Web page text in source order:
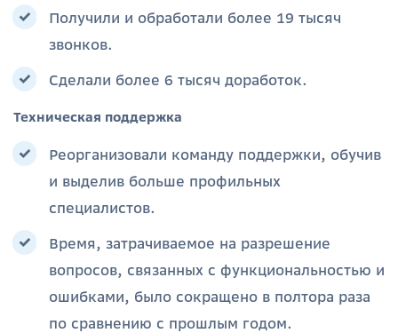
Получили и обработали более 19 тысяч
звонков.
Сделали более 6 тысяч доработок.
Техническая поддержка
Реорганизовали команду поддержки, обучив
и выделив больше профильных
специалистов.
Время, затрачиваемое на разрешение
вопросов, связанных с функциональностью и
ошибками, было сокращено в полтора раза
по сравнению с прошлым годом.